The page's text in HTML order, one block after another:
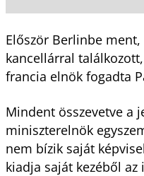
Először Berlinbe
kancellárral
francia elnök fogadta
Mindent összevetve a
miniszterelnök
nem bízik saját
kiadja saját kezéből